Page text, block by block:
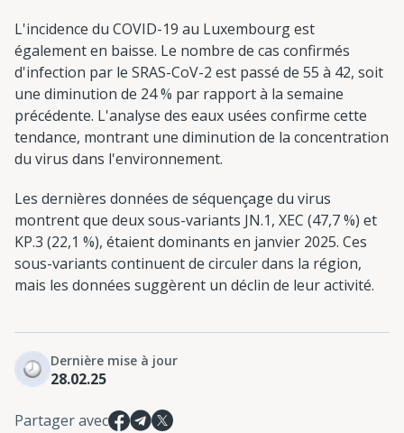
L'incidence du COVID-19 au Luxembourg est
également en baisse. Le nombre de cas confirmés
d'infection par le SRAS-CoV-2 est passé de 55 à 42, soit
une diminution de 24 % par rapport à la semaine
précédente. L'analyse des eaux usées confirme cette
tendance, montrant une diminution de la concentration
du virus dans l'environnement.
Les dernières données de séquençage du virus
montrent que deux sous-variants JN.1, XEC (47,7 %) et
KP.3 (22,1 %), étaient dominants en janvier 2025. Ces
sous-variants continuent de circuler dans la région,
mais les données suggèrent un déclin de leur activité.
Dernière mise à jour
28.02.25
Partager avec